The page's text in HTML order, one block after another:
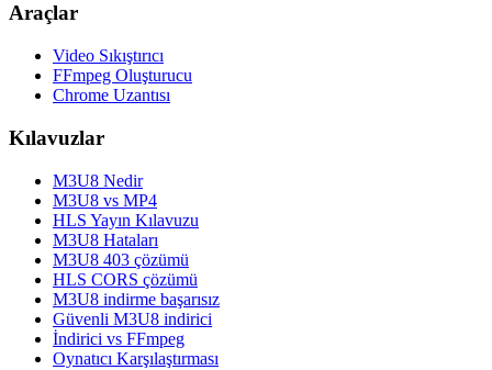
Araçlar
Video Sıkıştırıcı
FFmpeg Oluşturucu
Chrome Uzantısı
Kılavuzlar
M3U8 Nedir
M3U8 vs MP4
HLS Yayın Kılavuzu
M3U8 Hataları
M3U8 403 çözümü
HLS CORS çözümü
M3U8 indirme başarısız
Güvenli M3U8 indirici
İndirici vs FFmpeg
Oynatıcı Karşılaştırması